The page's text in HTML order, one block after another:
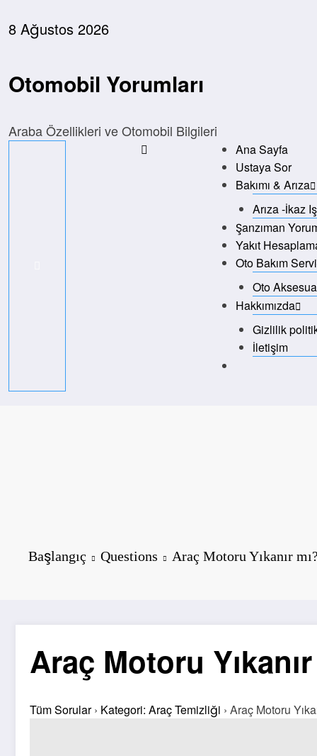
atla8 Ağustos 2026
Otomobil Yorumları
Araba Özellikleri ve Otomobil Bilgileri
Ana Sayfa
Ustaya Sor
Bakımı & Arıza
Arıza -İkaz
Şanzıman
Yakıt
Oto Bakım
Oto
Hakkımızda
Gizlilik
İletişim
Başlangıç Questions Araç Motoru Yıkanır mı?
Araç Motoru Yıkanır
Tüm Sorular› Kategori: Araç Temizliği › Araç Motoru